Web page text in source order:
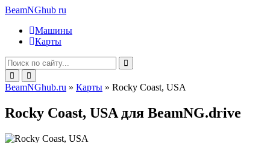
BeamNGhub ru
Машины
Карты
BeamNGhub.ru » Карты » Rocky Coast, USA
Rocky Coast, USA для BeamNG.drive